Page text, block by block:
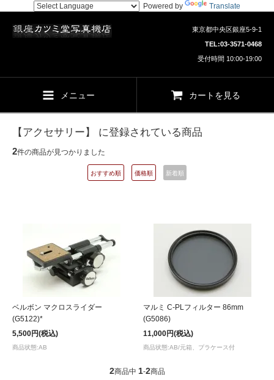
Powered by Translate
東京都中央区銀座5-9-1
TEL:03-3571-0468
受付時間 10:00-19:00
メニュー カートを見る
【アクセサリー】 に登録されている商品
2件の商品が見つかりました
おすすめ順 価格順 新着順
ベルボン マクロスライダー
(G5122)*
5,500円(税込)
商品状態:AB
マルミ C-PLフィルター 86mm
(G5086)
11,000円(税込)
商品状態:AB/元箱、プラケース付
2商品中 1-2商品